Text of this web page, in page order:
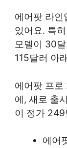
에어팟 라인
있어요. 특
모델이 30
115달러 아
에어팟 프
에, 새로 출
이 정가 249
에어